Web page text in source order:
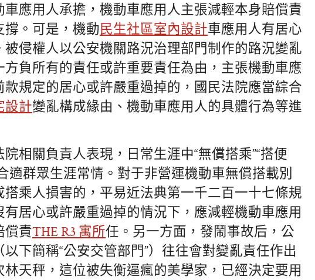
應用人承擔，機動車應用人主張減輕本身賠償責
。可是，機動民生社區室內設計車應用人有居心
侵權人以公安機關路況治理部門制作的路況變亂
負所有的責任或許重要責任為由，主張機動車應
款規定的居心或許嚴重過掉的，國民法院應當綜合
設計變亂構成緣由、機動車應用人的具體行為等進
相關負責人表現，日常生涯中“無償搭乘”“搭便
適群眾生涯常情。對于非營運機動車無償搭載別
乘人損害的，平易近法典第一千二百一十七條規
居心或許嚴重過掉的情況下，應減輕機動車應用
償責THE R3 寓所任。另一方面，發鬧事故后，公
下簡稱“公安交管部門”）往往會對變亂責任作出
天秤，這位被失衡逼瘋的美學家，已經決定要用